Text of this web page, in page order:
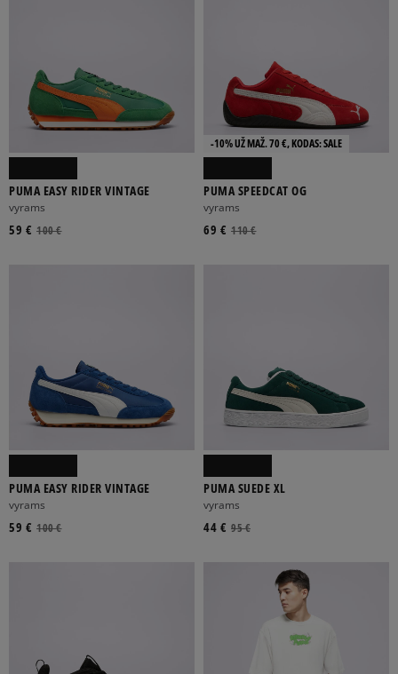
PUMA EASY RIDER VINTAGE
vyrams
100 €
59 €
-10% UŽ MAŽ. 70 €, KODAS: SALE
PUMA SPEEDCAT OG
vyrams
110 €
69 €
PUMA EASY RIDER VINTAGE
vyrams
100 €
59 €
PUMA SUEDE XL
vyrams
95 €
44 €